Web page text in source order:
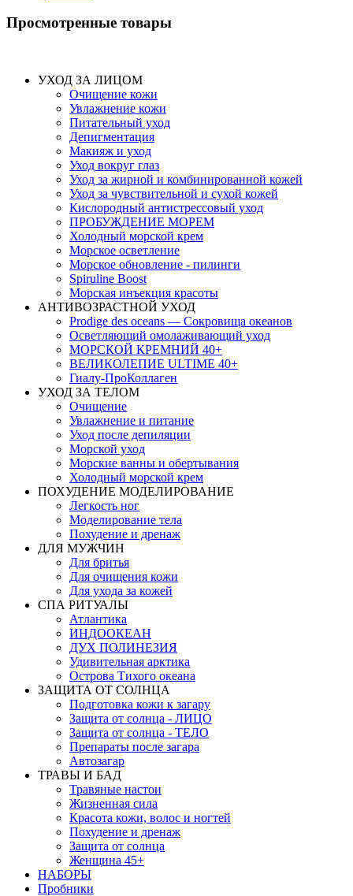
Просмотренные товары
УХОД ЗА ЛИЦОМ
Очищение кожи
Увлажнение кожи
Питательный уход
Депигментация
Макияж и уход
Уход вокруг глаз
Уход за жирной и комбинированной кожей
Уход за чувствительной и сухой кожей
Кислородный антистрессовый уход
ПРОБУЖДЕНИЕ МОРЕМ
Холодный морской крем
Морское осветление
Морское обновление - пилинги
Spiruline Boost
Морская инъекция красоты
АНТИВОЗРАСТНОЙ УХОД
Prodige des oceans — Сокровища океанов
Осветляющий омолаживающий уход
МОРСКОЙ КРЕМНИЙ 40+
ВЕЛИКОЛЕПИЕ ULTIME 40+
Гиалу-ПроКоллаген
УХОД ЗА ТЕЛОМ
Очищение
Увлажнение и питание
Уход после депиляции
Морской уход
Морские ванны и обертывания
Холодный морской крем
ПОХУДЕНИЕ МОДЕЛИРОВАНИЕ
Легкость ног
Моделирование тела
Похудение и дренаж
ДЛЯ МУЖЧИН
Для бритья
Для очищения кожи
Для ухода за кожей
СПА РИТУАЛЫ
Атлантика
ИНДООКЕАН
ДУХ ПОЛИНЕЗИЯ
Удивительная арктика
Острова Тихого океана
ЗАЩИТА ОТ СОЛНЦА
Подготовка кожи к загару
Защита от солнца - ЛИЦО
Защита от солнца - ТЕЛО
Препараты после загара
Автозагар
ТРАВЫ И БАД
Травяные настои
Жизненная сила
Красота кожи, волос и ногтей
Похудение и дренаж
Защита от солнца
Женщина 45+
НАБОРЫ
Пробники